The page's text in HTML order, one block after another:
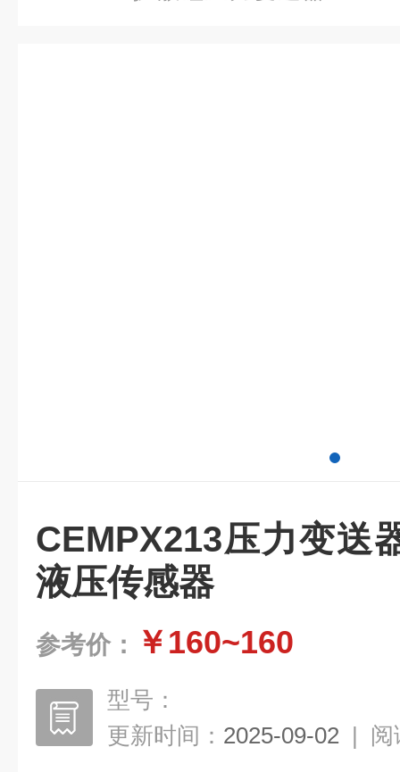
CEMPX213压力变送
液压传感器
参考价： ￥160~160
型号：
更新时间： 2025-09-02 | 阅